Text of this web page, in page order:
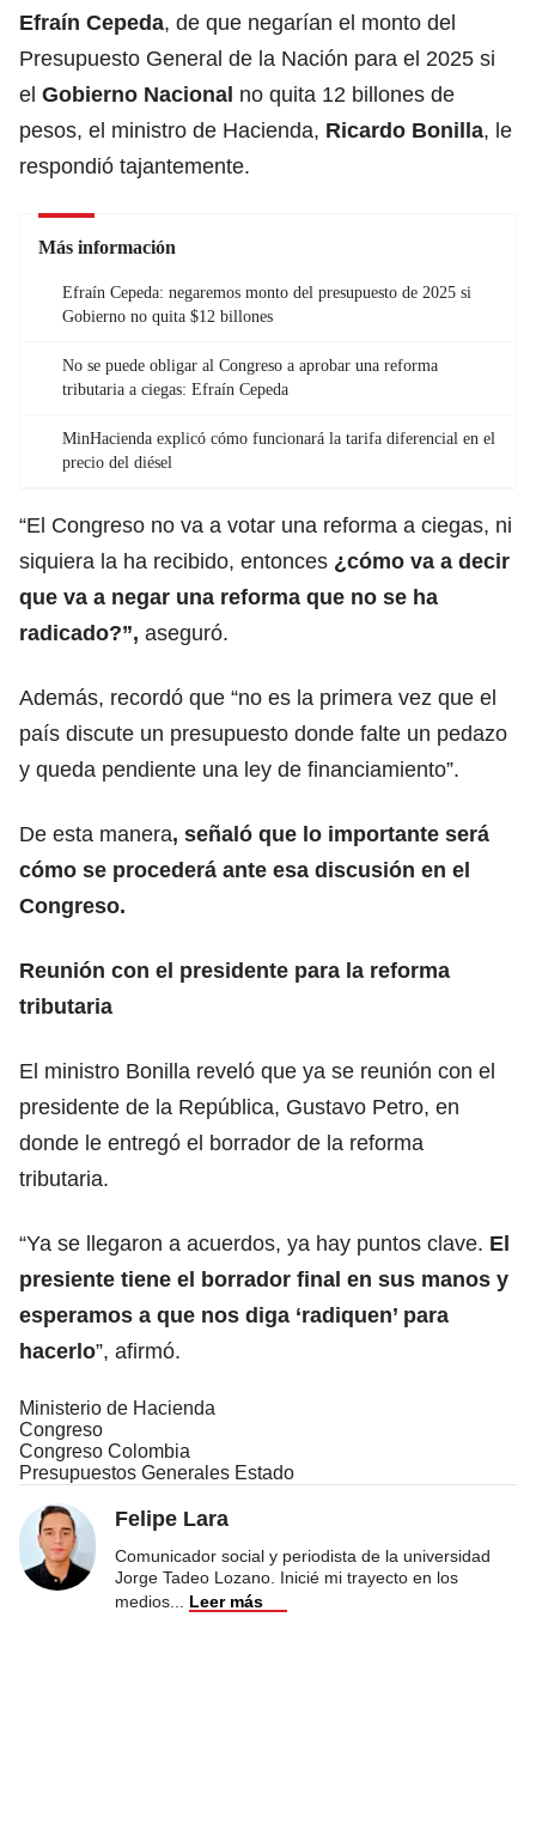
Efraín Cepeda, de que negarían el monto del
Presupuesto General de la Nación para el 2025 si
el Gobierno Nacional no quita 12 billones de
pesos, el ministro de Hacienda, Ricardo Bonilla, le
respondió tajantemente.
Más información
Efraín Cepeda: negaremos monto del presupuesto de 2025 si
Gobierno no quita $12 billones
No se puede obligar al Congreso a aprobar una reforma
tributaria a ciegas: Efraín Cepeda
MinHacienda explicó cómo funcionará la tarifa diferencial en el
precio del diésel
“El Congreso no va a votar una reforma a ciegas, ni
siquiera la ha recibido, entonces ¿cómo va a decir
que va a negar una reforma que no se ha
radicado?”, aseguró.
Además, recordó que “no es la primera vez que el
país discute un presupuesto donde falte un pedazo
y queda pendiente una ley de financiamiento”.
De esta manera, señaló que lo importante será
cómo se procederá ante esa discusión en el
Congreso.
Reunión con el presidente para la reforma
tributaria
El ministro Bonilla reveló que ya se reunión con el
presidente de la República, Gustavo Petro, en
donde le entregó el borrador de la reforma
tributaria.
“Ya se llegaron a acuerdos, ya hay puntos clave. El
presiente tiene el borrador final en sus manos y
esperamos a que nos diga ‘radiquen’ para
hacerlo”, afirmó.
Ministerio de Hacienda
Congreso
Congreso Colombia
Presupuestos Generales Estado
Felipe Lara
Comunicador social y periodista de la universidad
Jorge Tadeo Lozano. Inicié mi trayecto en los
medios
Leer más